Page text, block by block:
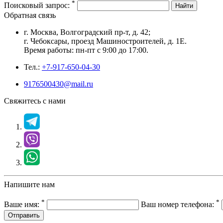
Поисковый запрос: * Найти
Обратная связь
г. Москва, Волгоградский пр-т, д. 42;
г. Чебоксары, проезд Машиностроителей, д. 1Е.
Время работы: пн-пт с 9:00 до 17:00.
Тел.: +7-917-650-04-30
9176500430@mail.ru
Свяжитесь с нами
Напишите нам
Ваше имя: * Ваш номер телефона: *
Отправить